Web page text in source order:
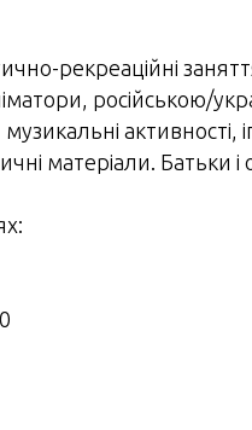
рекреаційні
російською/
активності,
матеріали. Батьки